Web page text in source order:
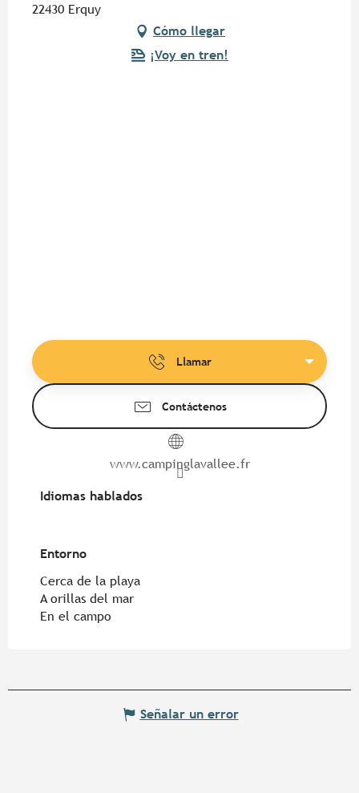
22430 Erquy
Cómo llegar
¡Voy en tren!
Llamar
Contáctenos
www.campinglavallee.fr
Idiomas hablados
Idiomas hablados
Entorno
Entorno
Cerca de la playa
A orillas del mar
En el campo
Señalar un error